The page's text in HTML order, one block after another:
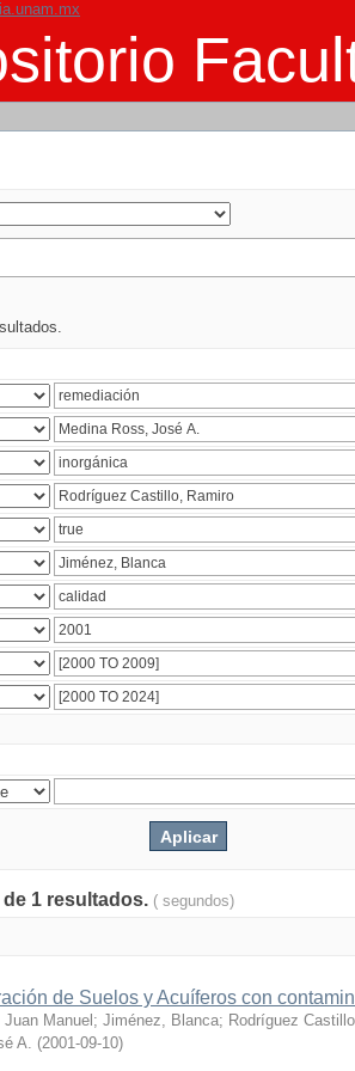
1 resultados. ( segundos)
de Suelos y Acuíferos con
Manuel ; Jiménez, Blanca; Rodríguez
A. (2001-09-10)